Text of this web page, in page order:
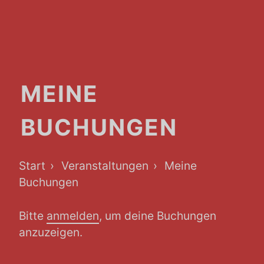
MEINE
BUCHUNGEN
Breadcrumb-
Navigation
Start Veranstaltungen
Meine
Buchungen
Bitte anmelden, um deine Buchungen
anzuzeigen.